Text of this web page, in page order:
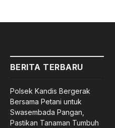
BERITA TERBARU
Polsek Kandis Bergerak
Bersama Petani untuk
Swasembada Pangan,
Pastikan Tanaman Tumbuh